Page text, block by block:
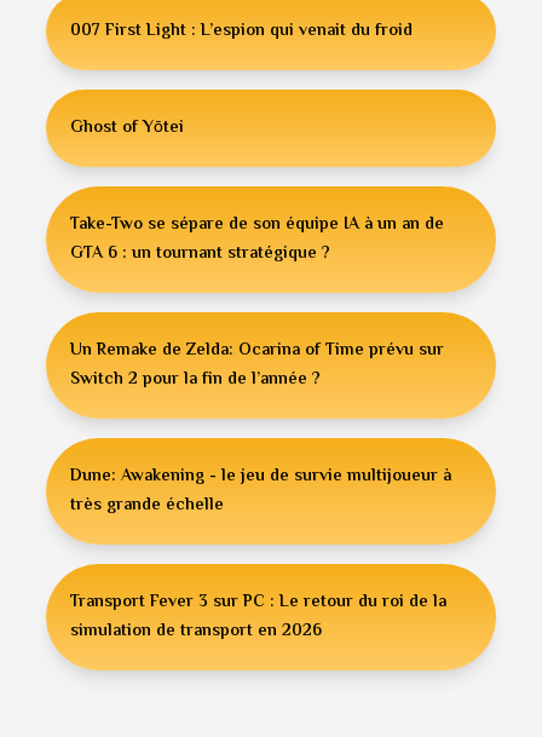
007 First Light : L’espion qui venait du froid
Ghost of Yōtei
Take-Two se sépare de son équipe IA à un an de
GTA 6 : un tournant stratégique ?
Un Remake de Zelda: Ocarina of Time prévu sur
Switch 2 pour la fin de l’année ?
Dune: Awakening - le jeu de survie multijoueur à
très grande échelle
Transport Fever 3 sur PC : Le retour du roi de la
simulation de transport en 2026